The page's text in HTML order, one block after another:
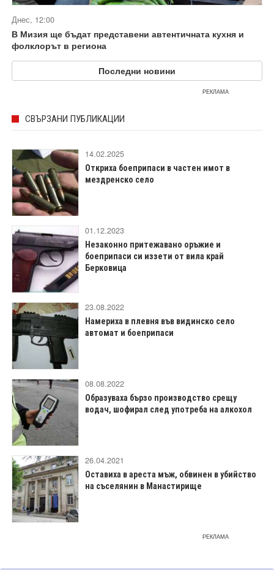
Днес, 12:00
В Мизия ще бъдат представени автентичната кухня и
фолклорът в региона
Последни новини
РЕКЛАМА
СВЪРЗАНИ ПУБЛИКАЦИИ
14.02.2025
Откриха боеприпаси в частен имот в
мездренско село
01.12.2023
Незаконно притежавано оръжие и
боеприпаси си иззети от вила край
Берковица
23.08.2022
Намериха в плевня във видинско село
автомат и боеприпаси
08.08.2022
Образуваха бързо производство срещу
водач, шофирал след употреба на алкохол
26.04.2021
Оставиха в ареста мъж, обвинен в убийство
на съселянин в Манастирище
РЕКЛАМА